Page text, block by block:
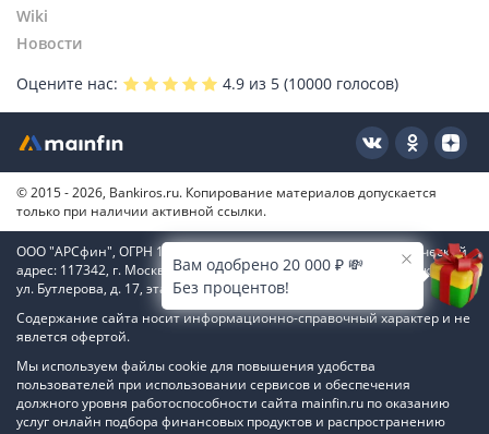
Wiki
Новости
Оцените нас:
4.9 из 5 (10000 голосов)
© 2015 - 2026, Bankiros.ru. Копирование материалов допускается
только при наличии активной ссылки.
ООО "АРСфин", ОГРН 1187746346556, ИНН 7722445717, юридический
адрес: 117342, г. Москва, вн. тер. г. муниципальный округ Коньково,
ул. Бутлерова, д. 17, этаж 4, ком. 66
Содержание сайта носит информационно-справочный характер и не
явлется офертой.
Мы используем файлы cookie для повышения удобства
пользователей при использовании сервисов и обеспечения
должного уровня работоспособности сайта mainfin.ru по оказанию
услуг онлайн подбора финансовых продуктов и распространению
Вам одобрено 20 000 ₽ 💸
Без процентов!